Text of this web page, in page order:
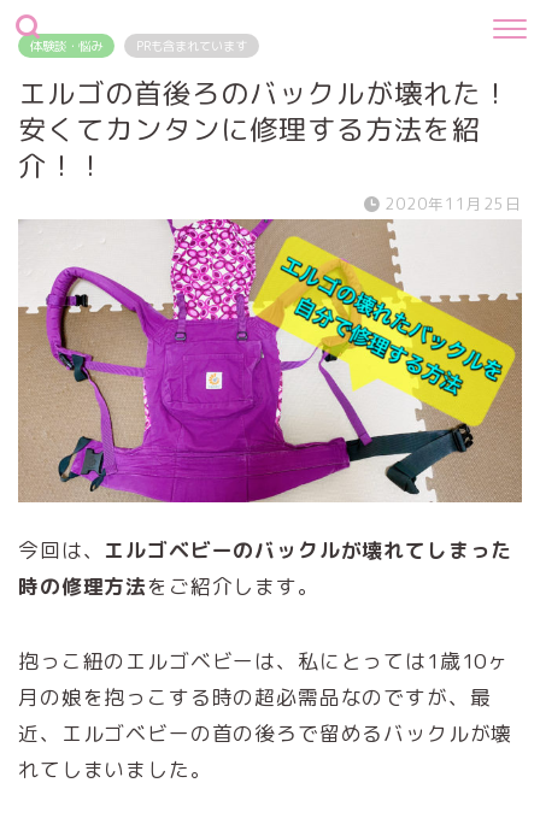
体験談・悩み PRも含まれています
エルゴの首後ろのバックルが壊れた！
安くてカンタンに修理する方法を紹
介！！
2020年11月25日
今回は、 エルゴベビーのバックルが壊れてしまった
時の修理方法をご紹介します。
抱っこ紐のエルゴベビーは、私にとっては1歳10ヶ
月の娘を抱っこする時の超必需品なのですが、最
近、エルゴベビーの首の後ろで留めるバックルが壊
れてしまいました。